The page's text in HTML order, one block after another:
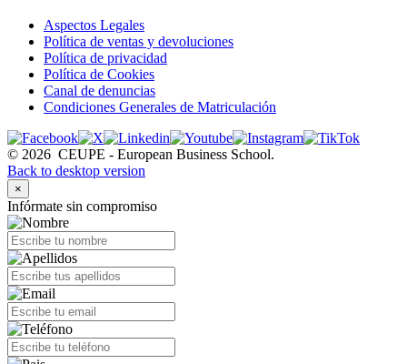
Aspectos Legales
Política de ventas y devoluciones
Política de privacidad
Política de Cookies
Canal de denuncias
Condiciones Generales de Matriculación
© 2026 CEUPE - European Business School.
Back to desktop version
×
Infórmate sin compromiso